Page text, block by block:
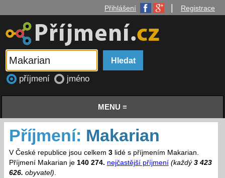
Přihlášení Registrace
příjmení jméno
MENU ≡
Příjmení: Makarian
V České republice jsou celkem 3lidé s příjmením Makarian.
Příjmení Makarian je 140 274. nejčastější příjmení (každý 3 423
626. obyvatel).